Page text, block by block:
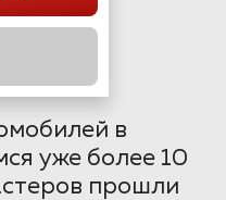
в
уже более 10
прошли